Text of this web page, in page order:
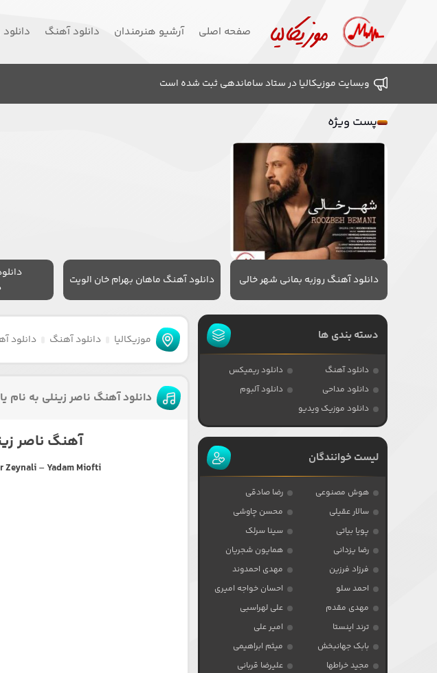
صفحه اصلی آرشیو هنرمندان دانلود آهنگ
وبسایت موزیکالیا در ستاد ساماندهی ثبت شده است
پست ویژه
دانلود آهنگ روزبه بمانی شهر خالی دانلود آهنگ ماهان بهرام خان الویت
موزیکالیا دانلود آهنگ دانلود
دانلود آهنگ ناصر زینلی به نام
آهنگ ناصر
Zeynali–Yadam Miofti
دسته بندی ها
دانلود آهنگ
دانلود ریمیکس
دانلود مداحی
دانلود آلبوم
دانلود موزیک ویدیو
لیست خوانندگان
هوش مصنوعی
رضا صادقی
سالار عقیلی
محسن چاوشی
پویا بیاتی
سینا سرلک
رضا یزدانی
همایون شجریان
فرزاد فرزین
مهدی احمدوند
احمد سلو
احسان خواجه امیری
مهدی مقدم
علی لهراسبی
ترند اینستا
امیر علی
بابک جهانبخش
میثم ابراهیمی
مجید خراطها
علیرضا قربانی